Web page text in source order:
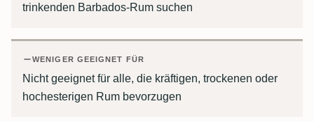
trinkenden Barbados-Rum suchen
WENIGER GEEIGNET FÜR
Nicht geeignet für alle, die kräftigen, trockenen oder
hochesterigen Rum bevorzugen